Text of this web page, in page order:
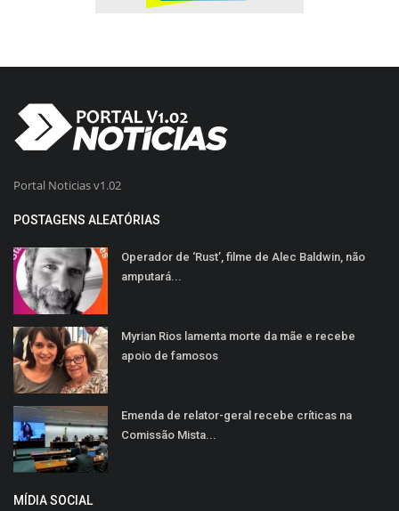
Portal Noticias v1.02
POSTAGENS ALEATÓRIAS
Operador de ‘Rust’, filme de Alec Baldwin, não
amputará...
Myrian Rios lamenta morte da mãe e recebe
apoio de famosos
Emenda de relator-geral recebe críticas na
Comissão Mista...
MÍDIA SOCIAL